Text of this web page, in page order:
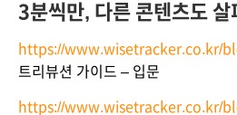
3분씩만, 다른 콘텐츠도 살
https://www.wisetracker.co.kr/
트리뷰션 가이드 – 입문
https://www.wisetracker.co.kr/